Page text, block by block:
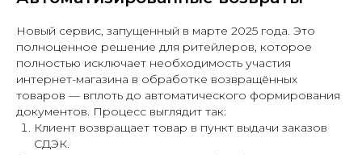
Новый сервис, запущенный в марте 2025 года. Это
полноценное решение для ритейлеров, которое
полностью исключает необходимость участия
интернет-магазина в обработке возвращённых
товаров — вплоть до автоматического формирования
документов. Процесс выглядит так:
Клиент возвращает товар в пункт выдачи заказов
СДЭК.